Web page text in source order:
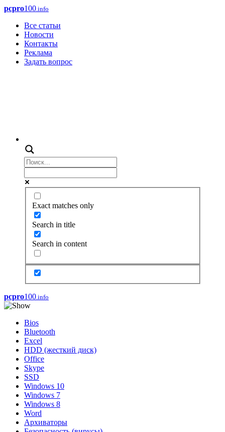
pcpro100.info
Все статьи
Новости
Контакты
Реклама
Задать вопрос
Exact matches only
Search in title
Search in content
pcpro100.info
Bios
Bluetooth
Excel
HDD (жесткий диск)
Office
Skype
SSD
Windows 10
Windows 7
Windows 8
Word
Архиваторы